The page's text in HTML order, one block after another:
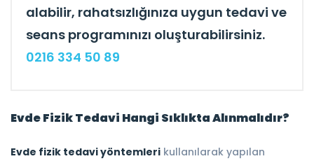
alabilir, rahatsızlığınıza uygun tedavi ve
seans programınızı oluşturabilirsiniz.
0216 334 50 89
Evde Fizik Tedavi Hangi Sıklıkta Alınmalıdır?
Evde fizik tedavi yöntemleri kullanılarak yapılan